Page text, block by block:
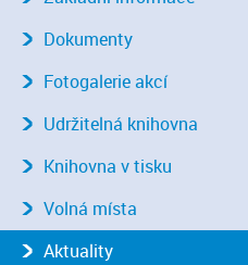
Dokumenty
Fotogalerie akcí
Udržitelná knihovna
Knihovna v tisku
Volná místa
Aktuality